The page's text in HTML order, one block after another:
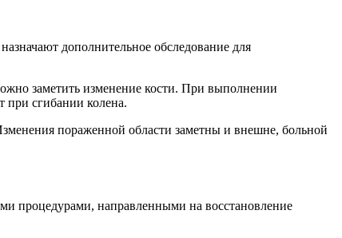
дополнительное обследование для
заметить изменение кости. При выполнении
при сгибании колена.
пораженной области заметны и внешне, больной
процедурами, направленными на восстановление